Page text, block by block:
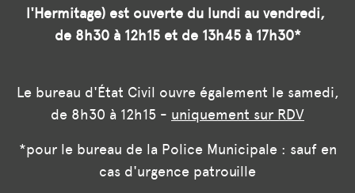
l'Hermitage) est ouverte du lundi au vendredi,
de 8h30 à 12h15 et de 13h45 à 17h30*
Le bureau d'État Civil ouvre également le samedi,
de 8h30 à 12h15 - uniquement sur RDV
*pour le bureau de la Police Municipale : sauf en
cas d'urgence patrouille